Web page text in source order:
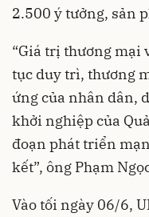
2.500 ý tưởng, sản
“Giá trị thương mại
tục duy trì, thương
ứng của nhân dân,
khởi nghiệp của
đoạn phát triển
kết”, ông Phạm
Vào tối ngày 06/6,